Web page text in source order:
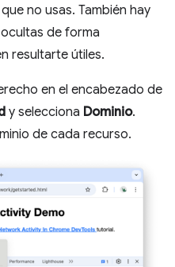
no usas. También hay
de forma
resultarte útiles.
en el encabezado de
y selecciona Dominio.
de cada recurso.